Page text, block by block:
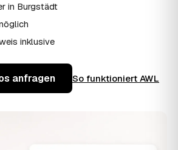
in Burgstädt
inklusive
anfragen So funktioniert AWL